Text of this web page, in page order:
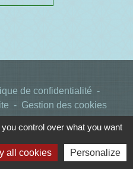
de confidentialité -
- Gestion des cookies
Réseau des Communes
control over what you want
all cookies Personalize